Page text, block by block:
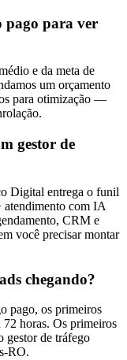
pago para ver
e da meta de
um orçamento
para otimização —
gestor de
Digital entrega o funil
atendimento com IA
CRM e
você precisar montar
chegando?
pago, os primeiros
72 horas. Os primeiros
gestor de tráfego
RO.